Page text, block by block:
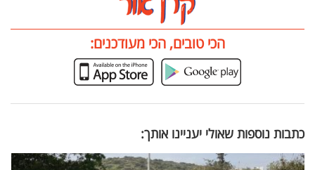
הכי טובים, הכי מעודכנים:
כתבות נוספות שאולי יעניינו אותך: